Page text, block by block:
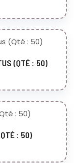
(QTÉ : 50)
: 50)